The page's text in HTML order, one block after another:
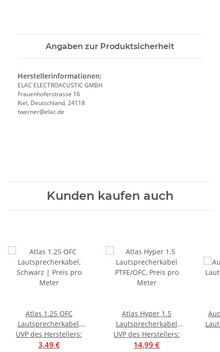
Angaben zur Produktsicherheit
Herstellerinformationen:
ELAC ELECTROACUSTIC GMBH
Frauenhoferstrasse 16
Kiel, Deutschland, 24118
twerner@elac.de
Kunden kaufen auch
Atlas 1.25 OFC
Lautsprecherkabel,
Schwarz | Preis pro
Meter
UVP des Herstellers:
3,49 €
Atlas Hyper 1.5
Lautsprecherkabel
PTFE/OFC, Preis pro
Meter
UVP des Herstellers:
14,99 €